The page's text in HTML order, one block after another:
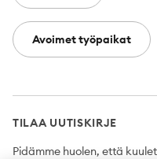
Avoimet työpaikat
TILAA UUTISKIRJE
Pidämme huolen, että